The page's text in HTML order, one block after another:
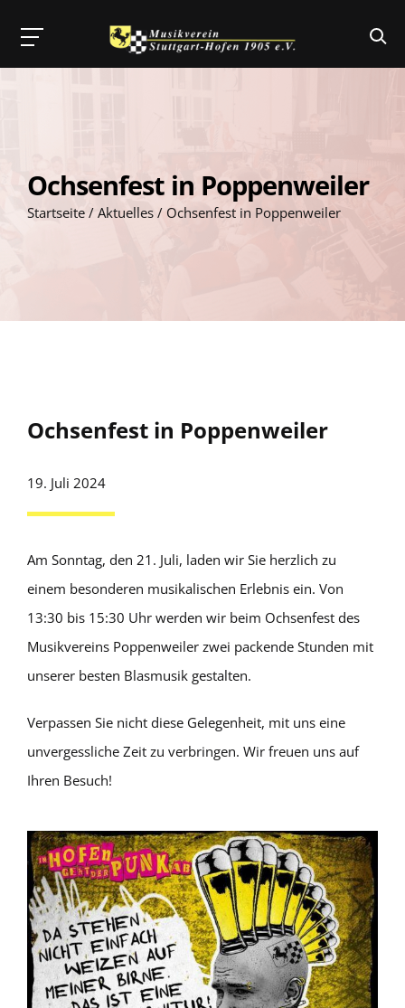
Ochsenfest in Poppenweiler
Startseite / Aktuelles / Ochsenfest in Poppenweiler
Ochsenfest in Poppenweiler
19. Juli 2024
Am Sonntag, den 21. Juli, laden wir Sie herzlich zu
einem besonderen musikalischen Erlebnis ein. Von
13:30 bis 15:30 Uhr werden wir beim Ochsenfest des
Musikvereins Poppenweiler zwei packende Stunden mit
unserer besten Blasmusik gestalten.
Verpassen Sie nicht diese Gelegenheit, mit uns eine
unvergessliche Zeit zu verbringen. Wir freuen uns auf
Ihren Besuch!